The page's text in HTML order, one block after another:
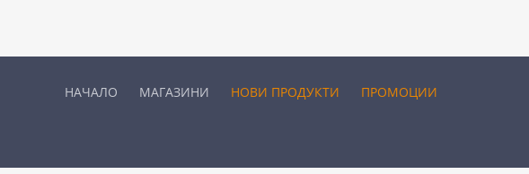
НАЧАЛО МАГАЗИНИ НОВИ ПРОДУКТИ ПРОМОЦИИ